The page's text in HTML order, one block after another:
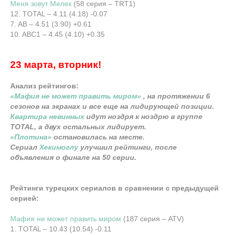
Меня зовут Мелек (58 серия – TRT1)
12. TOTAL – 4.11 (4.18) -0.07
7. AB – 4.51 (3.90) +0.61
10. ABC1 – 4.45 (4.10) +0.35
23 марта, вторник!
Анализ рейтингов:
«Мафия не может править миром» , на протяжении 6
сезонов на экранах и все еще на лидирующей позиции.
Квартира невинных идут ноздря к ноздрю в группе
TOTAL, а двух остальных лидирует.
«Плотина» остановилась на месте.
Сериал Хекимоглу улучшил рейтинги, после
объявления о финале на 50 серии.
Рейтинги турецких сериалов в сравнении с предыдущей
серией:
Мафия не может править миром (187 серия – ATV)
1. TOTAL – 10.43 (10.54) -0.11